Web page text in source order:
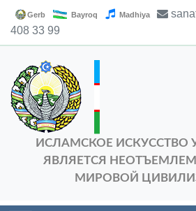
Gerb Bayroq Madhiya
408 33 99
ИСЛАМСКОЕ ИСКУССТВО
ЯВЛЯЕТСЯ
МИРОВОЙ